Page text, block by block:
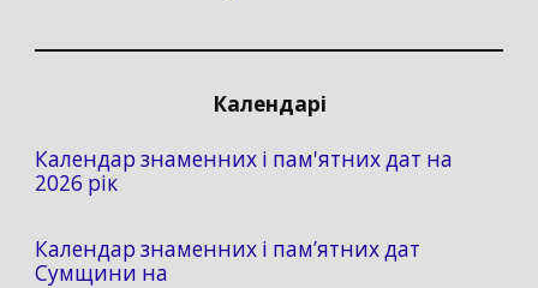
Календарі
Календар знаменних і пам'ятних дат на
2026 рік
Календар знаменних і пам’ятних дат
Сумщини на